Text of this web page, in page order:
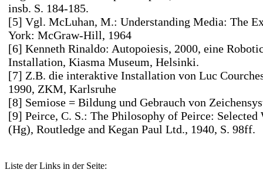
insb. S. 184-185.
[5] Vgl. McLuhan, M.: Understanding Media: The
York: McGraw-Hill, 1964
[6] Kenneth Rinaldo: Autopoiesis, 2000, eine
Installation, Kiasma Museum, Helsinki.
[7] Z.B. die interaktive Installation von Luc
1990, ZKM, Karlsruhe
[8] Semiose = Bildung und Gebrauch von
[9] Peirce, C. S.: The Philosophy of Peirce:
(Hg), Routledge and Kegan Paul Ltd., 1940, S. 98ff.
Liste der Links in der Seite: